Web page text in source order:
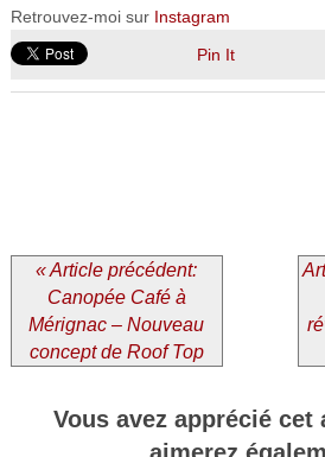
Retrouvez-moi sur Instagram
Pin It
« Article précédent:
Canopée Café à
Mérignac – Nouveau
concept de Roof Top
Vous avez apprécié cet
aimerez